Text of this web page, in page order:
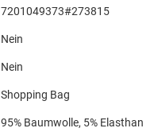
7201049373#273815
Nein
Nein
Shopping Bag
95% Baumwolle, 5% Elasthan